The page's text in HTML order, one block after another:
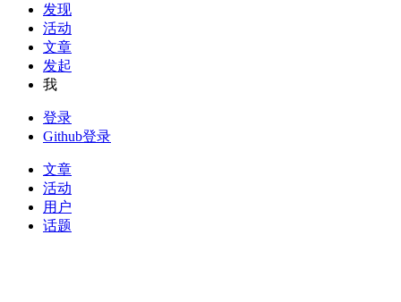
发现
活动
文章
发起
我
登录
Github登录
文章
活动
用户
话题